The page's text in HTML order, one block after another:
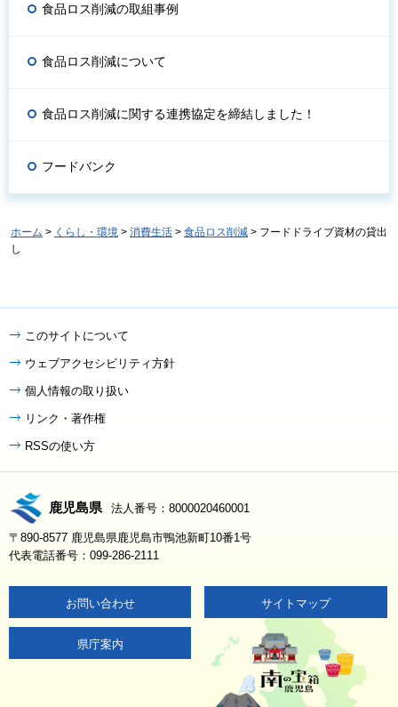
食品ロス削減の取組事例
食品ロス削減について
食品ロス削減に関する連携協定を締結しました！
フードバンク
ホーム > くらし・環境 > 消費生活 > 食品ロス削減 > フードドライブ資材の貸出
し
このサイトについて
ウェブアクセシビリティ方針
個人情報の取り扱い
リンク・著作権
RSSの使い方
鹿児島県 法人番号：8000020460001
〒890-8577 鹿児島県鹿児島市鴨池新町10番1号
代表電話番号：099-286-2111
お問い合わせ サイトマップ
県庁案内